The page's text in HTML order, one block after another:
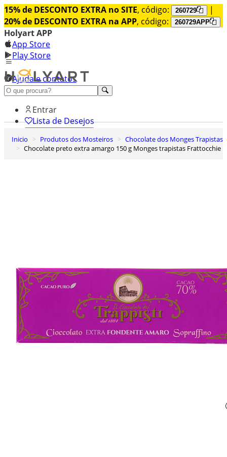
15% de DESCONTO EXTRA no SITE, código: 260729
|
20% de DESCONTO EXTRA na APP, código: 260729APP
Holyart APP
App Store
Play Store
Ajuda e contatos
Conheça premium
Entrar
Lista de Desejos
0
Carrinho de Compras
Inicio Produtos dos Mosteiros
Chocolate dos Monges Trapistas
Chocolate preto extra amargo 150 g Monges trapistas Frattocchie